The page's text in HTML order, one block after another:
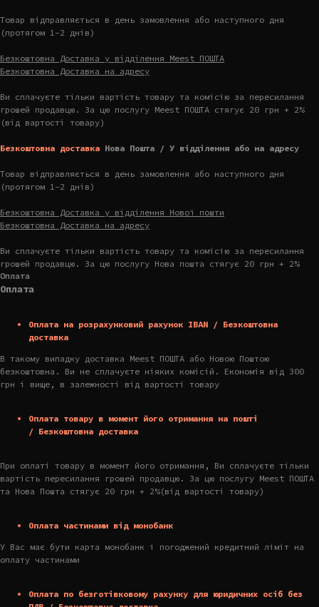
Товар відправляється в день замовлення або наступного дня
(протягом 1-2 днів)
Безкоштовна Доставка у відділення Meest ПОШТА
Безкоштовна Доставка на адресу
Ви сплачуєте тільки вартість товару та комісію за пересилання
грошей продавцю. За цю послугу Meest ПОШТА стягує 20 грн + 2%
(від вартості товару)
Безкоштовна доставка Нова Пошта / У відділення або на адресу
Товар відправляється в день замовлення або наступного дня
(протягом 1-2 днів)
Безкоштовна Доставка у відділення Нової пошти
Безкоштовна Доставка на адресу
Ви сплачуєте тільки вартість товару та комісію за пересилання
грошей продавцю. За цю послугу Нова пошта стягує 20 грн + 2%
Оплата
Оплата
Оплата на розрахунковий рахунок IBAN / Безкоштовна
доставка
В такому випадку доставка Meest ПОШТА або Новою Поштою
безкоштовна. Ви не сплачуєте ніяких комісій. Економія від 300
грн і вище, в залежності від вартості товару
Оплата товару в момент його отримання на пошті
/ Безкоштовна доставка
При оплаті товару в момент його отримання, Ви сплачуєте тільки
вартість пересилання грошей продавцю. За цю послугу Meest ПОШТА
та Нова Пошта стягує 20 грн + 2%(від вартості товару)
Оплата частинами від монобанк
У Вас має бути карта монобанк і погоджений кредитний ліміт на
оплату частинами
Оплата по безготівковому рахунку для юридичних осіб без